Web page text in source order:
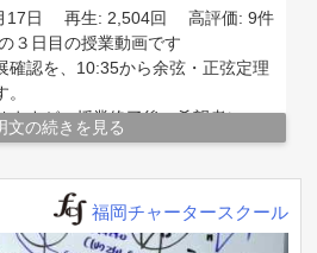
高評価: 9件
再生: 2,504回
17日
３日目の授業動画です
確認を、10:35から余弦・正弦定理
ますが、授業終了後、希望者に
ⅠA第３問
／数学教室／高校数学入門講座
文の続きを見る
福岡チャータースクール